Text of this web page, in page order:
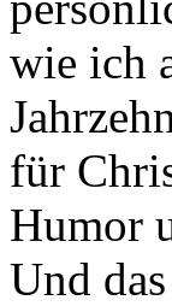
wie ich
für
Humor
Und